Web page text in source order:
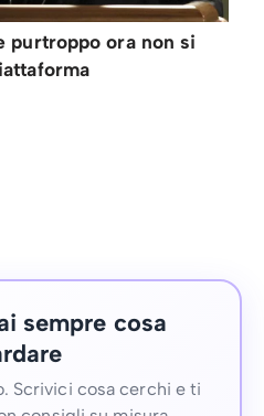
purtroppo ora non si
sempre cosa
Scrivici cosa cerchi e ti